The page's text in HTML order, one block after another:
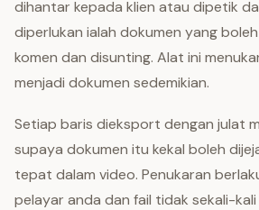
dihantar kepada klien atau dipetik
diperlukan ialah dokumen yang
komen dan disunting. Alat ini
menjadi dokumen sedemikian.
Setiap baris dieksport dengan julat
supaya dokumen itu kekal boleh
tepat dalam video. Penukaran
pelayar anda dan fail tidak sekali-